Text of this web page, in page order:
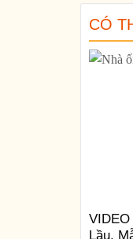
CÓ
VIDEO
Lầu,